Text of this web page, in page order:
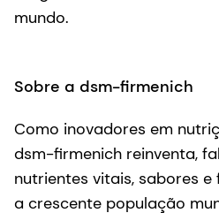
mundo.
Sobre a dsm-firmenich
Como inovadores em
dsm-firmenich reinventa,
nutrientes vitais, sabores
a crescente população